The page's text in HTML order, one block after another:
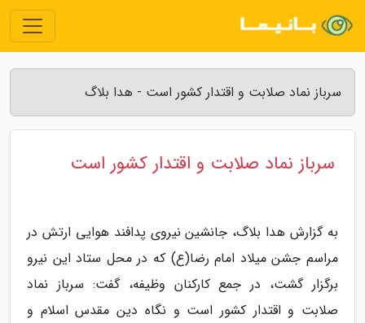
سرباز نماد صلابت و اقتدار کشور است - هدا بلاگ
سرباز نماد صلابت و اقتدار کشور است
به گزارش هدا بلاگ، جانشین نیروی پدافند هوایی ارتش در
مراسم جشن میلاد امام رضا(ع) که در محل ستاد این نیرو
برگزار گشت، در جمع کارکنان وظیفه، گفت: سرباز نماد
صلابت و اقتدار کشور است و نگاه دین مقدس اسلام و